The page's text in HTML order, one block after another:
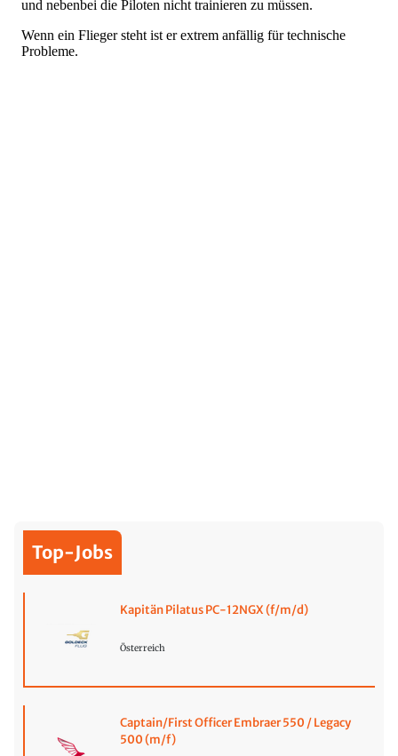
Top-Jobs
Kapitän Pilatus PC-12NGX (f/m/d)
Österreich
Captain/First Officer Embraer 550 / Legacy
500 (m/f)